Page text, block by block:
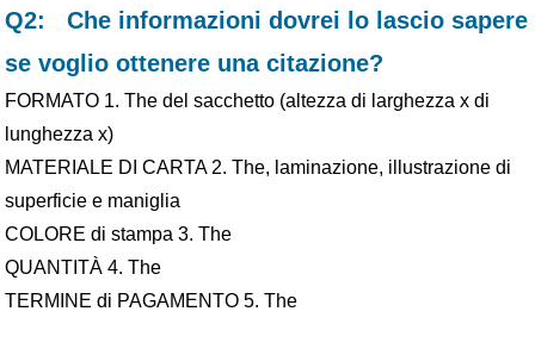
Q2: Che informazioni dovrei lo lascio sapere
se voglio ottenere una citazione?
FORMATO 1. The del sacchetto (altezza di larghezza x di
lunghezza x)
MATERIALE DI CARTA 2. The, laminazione, illustrazione di
superficie e maniglia
COLORE di stampa 3. The
QUANTITÀ 4. The
TERMINE di PAGAMENTO 5. The